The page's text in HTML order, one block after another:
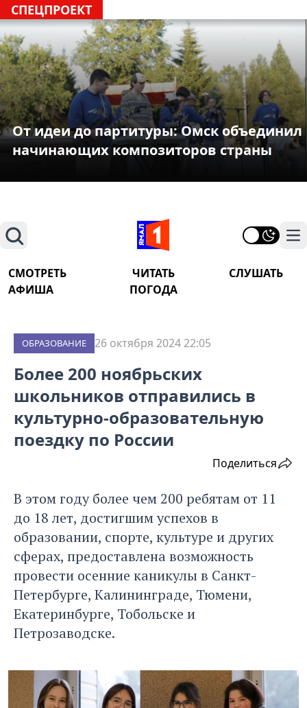
СПЕЦПРОЕКТ
От идеи до партитуры: Омск объединил
начинающих композиторов страны
Поиск
СМОТРЕТЬ ЧИТАТЬ
СЛУШАТЬ
АФИША
ПОГОДА
ОБРАЗОВАНИЕ 26 октября 2024 22:05
Более 200 ноябрьских
школьников отправились в
культурно-образовательную
поездку по России
Поделиться
В этом году более чем 200 ребятам от 11
до 18 лет, достигшим успехов в
образовании, спорте, культуре и других
сферах, предоставлена возможность
провести осенние каникулы в Санкт-
Петербурге, Калининграде, Тюмени,
Екатеринбурге, Тобольске и
Петрозаводске.